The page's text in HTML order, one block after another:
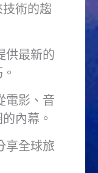
術的趨
供最新的
電影、音
內幕。
享全球旅